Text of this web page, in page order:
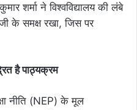
शर्मा ने विश्वविद्यालय की लंबे
के समक्ष रखा, जिस पर
है पाठ्यक्रम
नीति (NEP) के मूल